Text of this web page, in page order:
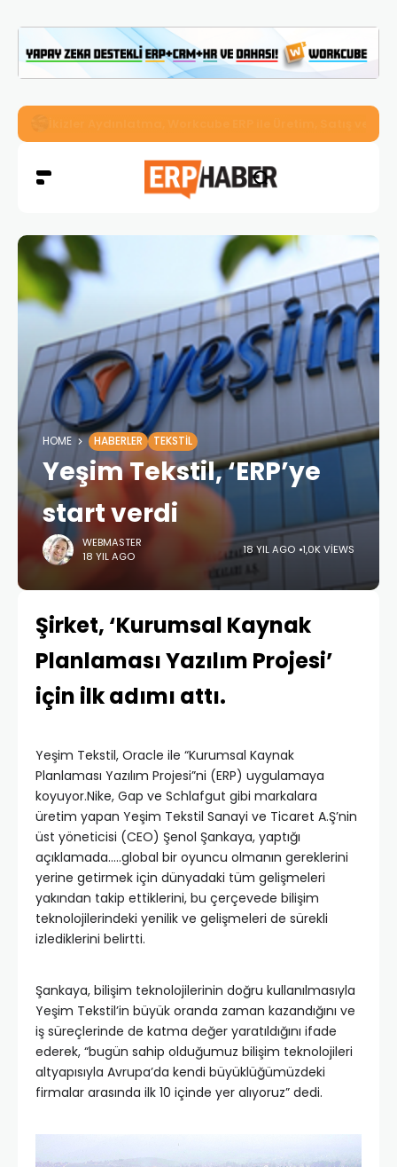
HOME HABERLER TEKSTIL
Yeşim Tekstil, ‘ERP’ye
start verdi
WEBMASTER
18 YIL AGO
18 YIL AGO 1,0K VIEWS
Şirket, ‘Kurumsal Kaynak
Planlaması Yazılım Projesi’
için ilk adımı attı.
Yeşim Tekstil, Oracle ile “Kurumsal Kaynak
Planlaması Yazılım Projesi”ni (ERP) uygulamaya
koyuyor.Nike, Gap ve Schlafgut gibi markalara
üretim yapan Yeşim Tekstil Sanayi ve Ticaret A.Ş’nin
üst yöneticisi (CEO) Şenol Şankaya, yaptığı
açıklamada…..global bir oyuncu olmanın gereklerini
yerine getirmek için dünyadaki tüm gelişmeleri
yakından takip ettiklerini, bu çerçevede bilişim
teknolojilerindeki yenilik ve gelişmeleri de sürekli
izlediklerini belirtti.
Şankaya, bilişim teknolojilerinin doğru kullanılmasıyla
Yeşim Tekstil’in büyük oranda zaman kazandığını ve
iş süreçlerinde de katma değer yaratıldığını ifade
ederek, “bugün sahip olduğumuz bilişim teknolojileri
altyapısıyla Avrupa’da kendi büyüklüğümüzdeki
firmalar arasında ilk 10 içinde yer alıyoruz” dedi.